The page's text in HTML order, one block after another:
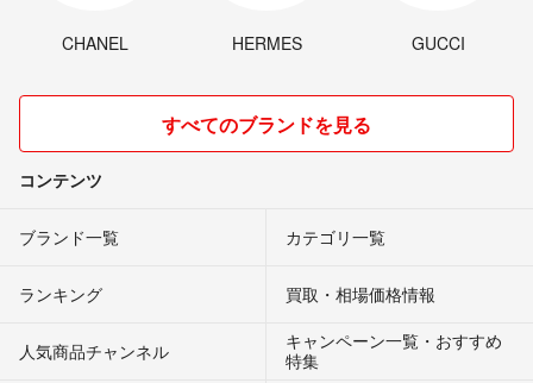
CHANEL HERMES GUCCI
すべてのブランドを見る
コンテンツ
ブランド一覧 カテゴリ一覧
ランキング 買取・相場価格情報
人気商品チャンネル
キャンペーン一覧・おすすめ
特集